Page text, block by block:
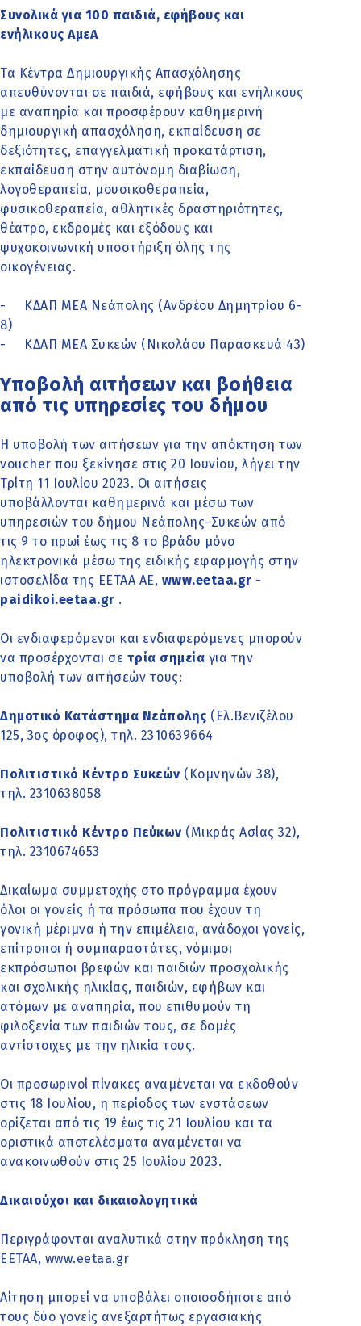
Συνολικά για 100 παιδιά, εφήβους και
ενήλικους ΑμεΑ
Τα Κέντρα Δημιουργικής Απασχόλησης
απευθύνονται σε παιδιά, εφήβους και ενήλικους
με αναπηρία και προσφέρουν καθημερινή
δημιουργική απασχόληση, εκπαίδευση σε
δεξιότητες, επαγγελματική προκατάρτιση,
εκπαίδευση στην αυτόνομη διαβίωση,
λογοθεραπεία, μουσικοθεραπεία,
φυσικοθεραπεία, αθλητικές δραστηριότητες,
θέατρο, εκδρομές και εξόδους και
ψυχοκοινωνική υποστήριξη όλης της
οικογένειας.
- ΚΔΑΠ ΜΕΑ Νεάπολης (Ανδρέου Δημητρίου 6-
8)
- ΚΔΑΠ ΜΕΑ Συκεών (Νικολάου Παρασκευά 43)
Υποβολή αιτήσεων και βοήθεια
από τις υπηρεσίες του δήμου
Η υποβολή των αιτήσεων για την απόκτηση των
voucher που ξεκίνησε στις 20 Ιουνίου, λήγει την
Τρίτη 11 Ιουλίου 2023. Οι αιτήσεις
υποβάλλονται καθημερινά και μέσω των
υπηρεσιών του δήμου Νεάπολης-Συκεών από
τις 9 το πρωί έως τις 8 το βράδυ μόνο
ηλεκτρονικά μέσω της ειδικής εφαρμογής στην
ιστοσελίδα της ΕΕΤΑΑ ΑΕ, www.eetaa.gr -
paidikoi.eetaa.gr .
Οι ενδιαφερόμενοι και ενδιαφερόμενες μπορούν
να προσέρχονται σε τρία σημεία για την
υποβολή των αιτήσεών τους:
Δημοτικό Κατάστημα Νεάπολης (Ελ.Βενιζέλου
125, 3ος όροφος), τηλ. 2310639664
Πολιτιστικό Κέντρο Συκεών (Κομνηνών 38),
τηλ. 2310638058
Πολιτιστικό Κέντρο Πεύκων (Μικράς Ασίας 32),
τηλ. 2310674653
Δικαίωμα συμμετοχής στο πρόγραμμα έχουν
όλοι οι γονείς ή τα πρόσωπα που έχουν τη
γονική μέριμνα ή την επιμέλεια, ανάδοχοι γονείς,
επίτροποι ή συμπαραστάτες, νόμιμοι
εκπρόσωποι βρεφών και παιδιών προσχολικής
και σχολικής ηλικίας, παιδιών, εφήβων και
ατόμων με αναπηρία, που επιθυμούν τη
φιλοξενία των παιδιών τους, σε δομές
αντίστοιχες με την ηλικία τους.
Οι προσωρινοί πίνακες αναμένεται να εκδοθούν
στις 18 Ιουλίου, η περίοδος των ενστάσεων
ορίζεται από τις 19 έως τις 21 Ιουλίου και τα
οριστικά αποτελέσματα αναμένεται να
ανακοινωθούν στις 25 Ιουλίου 2023.
Δικαιούχοι και δικαιολογητικά
Περιγράφονται αναλυτικά στην πρόκληση της
ΕΕΤΑΑ, www.eetaa.gr
Αίτηση μπορεί να υποβάλει οποιοσδήποτε από
τους δύο γονείς ανεξαρτήτως εργασιακής